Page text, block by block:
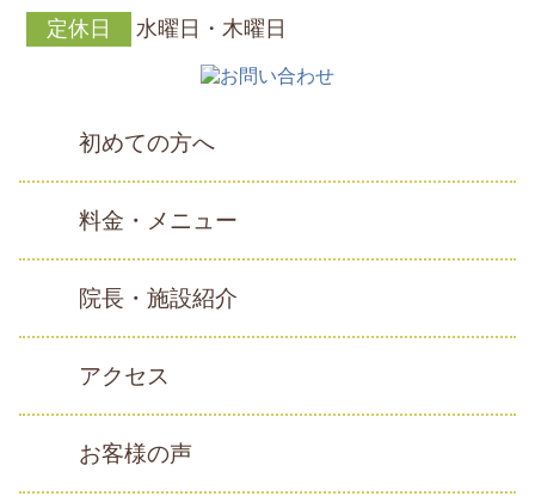
定休日 水曜日・木曜日
初めての方へ
料金・メニュー
院長・施設紹介
アクセス
お客様の声